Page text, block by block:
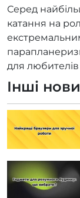
Серед
катання на
для
Інші